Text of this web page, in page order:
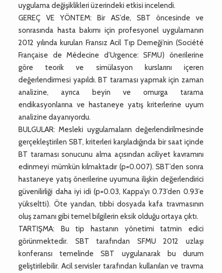
uygulama değişiklikleri üzerindeki etkisi incelendi.
GEREÇ VE YÖNTEM: Bir AS’de, SBT öncesinde ve
sonrasında hasta bakımı için profesyonel uygulamanın
2012 yılında kurulan Fransız Acil Tıp Derneği’nin (Société
Française de Médecine d’Urgence: SFMU) önerilerine
göre teorik ve simülasyon kurslarını içeren
değerlendirmesi yapıldı. BT taraması yapmak için zaman
analizine, ayrıca beyin ve omurga tarama
endikasyonlarına ve hastaneye yatış kriterlerine uyum
analizine dayanıyordu.
BULGULAR: Mesleki uygulamaların değerlendirilmesinde
gerçekleştirilen SBT, kriterleri karşıladığında bir saat içinde
BT taraması sonucunu alma açısından aciliyet kavramını
edinmeyi mümkün kılmaktadır (p=0.007). SBT’den sonra
hastaneye yatış önerilerine uyumuna ilişkin değerlendirici
güvenilirliği daha iyi idi (p=0.03, Kappa’yı 0.73’den 0.93’e
yükseltti). Öte yandan, tıbbi dosyada kafa travmasının
oluş zamanı gibi temel bilgilerin eksik olduğu ortaya çıktı.
TARTIŞMA: Bu tip hastanın yönetimi tatmin edici
görünmektedir. SBT tarafından SFMU 2012 uzlaşı
konferansı temelinde SBT uygulanarak bu durum
geliştirilebilir. Acil servisler tarafından kullanılan ve travma